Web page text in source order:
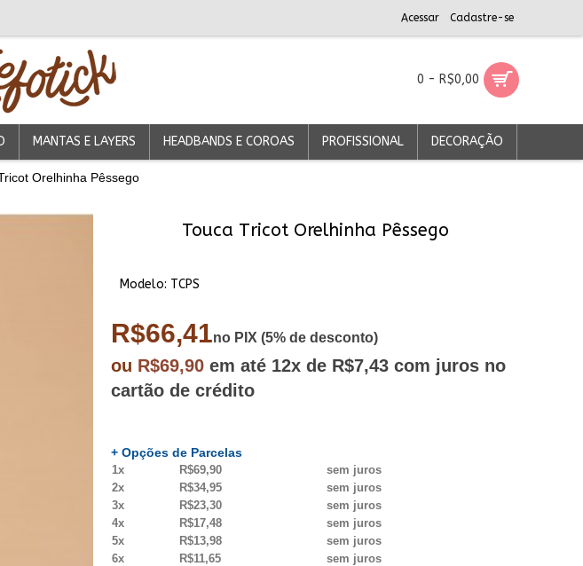
Acessar Cadastre-se
0 - R$0,00
MANTAS E LAYERS HEADBANDS E COROAS PROFISSIONAL DECORAÇÃO
Orelhinha Pêssego
Touca Tricot Orelhinha Pêssego
Modelo: TCPS
R$66,41no PIX (5% de desconto)
ou R$69,90 em até 12x de R$7,43 com juros no
cartão de crédito
+ Opções de Parcelas
1x R$69,90
sem juros
2x
R$34,95
sem juros
3x
R$23,30
sem juros
4x
R$17,48
sem juros
5x
R$13,98
sem juros
6x
R$11,65
sem juros